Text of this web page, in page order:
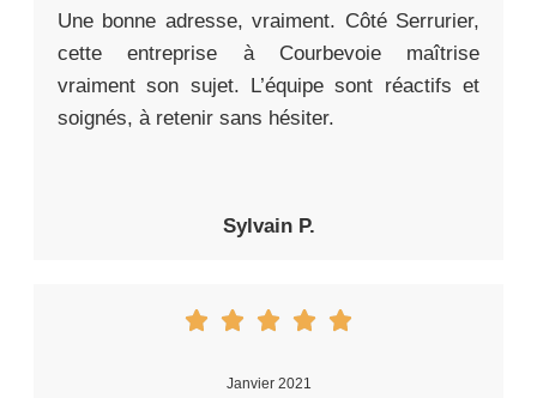
Une bonne adresse, vraiment. Côté Serrurier,
cette entreprise à Courbevoie maîtrise
vraiment son sujet. L’équipe sont réactifs et
soignés, à retenir sans hésiter.
Sylvain P.
Janvier 2021